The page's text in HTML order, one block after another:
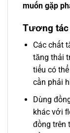
muốn gặp
Tương tác
Các chất
tăng thải
tiểu có
cần phải
Dùng
khác với
đồng trên